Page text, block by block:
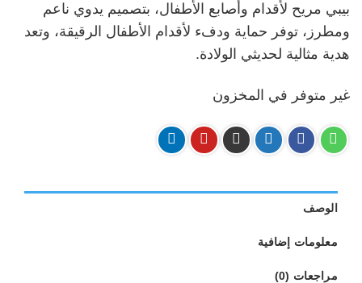
₪25.00.
₪15.00.
بيبي مريح لأقدام وأصابع الأطفال، بتصميم يدوي ناعم
ومطرز، توفر حماية ودفء لأقدام الأطفال الرقيقة، وتعد
هدية مثالية لحديثي الولادة.
غير متوفر في المخزون
الوصف
معلومات إضافية
مراجعات (0)